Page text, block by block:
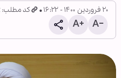
۲۰ فروردین ۱۴۰۰ - ۱۶:۲۲ کد مطلب: 1089462